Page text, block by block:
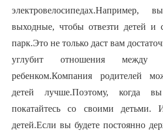
выходные, чтобы отвезти детей и
парк.Это не только даст вам
углубит отношения
ребенком.Компания родителей
детей лучше.Поэтому, когда вы
покатайтесь со своими детьми.
детей.Если вы будете постоянно